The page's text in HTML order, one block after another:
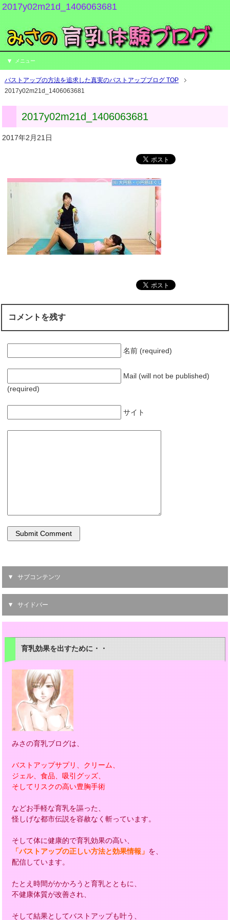
2017y02m21d_1406063681
メニュー
バストアップの方法を追求した真実のバストアップブログ TOP
2017y02m21d_1406063681
2017y02m21d_1406063681
2017年2月21日
コメントを残す
名前 (required)
Mail (will not be published)
(required)
サイト
サブコンテンツ
サイドバー
育乳効果を出すために・・
みさの育乳ブログは、
バストアップサプリ、クリーム、
ジェル、食品、吸引グッズ、
そしてリスクの高い豊胸手術
などお手軽な育乳を謳った、
怪しげな都市伝説を容赦なく斬っています。
そして体に健康的で育乳効果の高い、
「バストアップの正しい方法と効果情報」 を、
配信しています。
たとえ時間がかかろうと育乳とともに、
不健康体質が改善され、
そして結果としてバストアップも叶う、